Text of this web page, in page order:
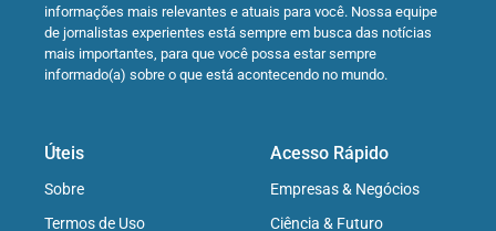
informações mais relevantes e atuais para você. Nossa equipe
de jornalistas experientes está sempre em busca das notícias
mais importantes, para que você possa estar sempre
informado(a) sobre o que está acontecendo no mundo.
Úteis
Sobre
Termos de Uso
Acesso Rápido
Empresas & Negócios
Ciência & Futuro